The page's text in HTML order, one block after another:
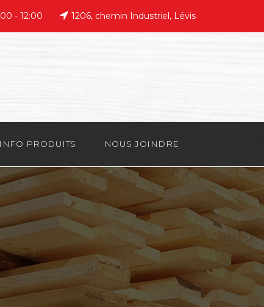
- 12:00 1206, chemin Industriel, Lévis
PRODUITS NOUS JOINDRE